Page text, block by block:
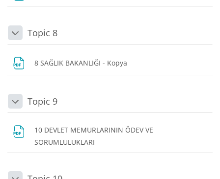
DaraltTopic 8
8 SAĞLIK BAKANLIĞI - Kopya
DaraltTopic 9
10 DEVLET MEMURLARININ ÖDEV VE
SORUMLULUKLARI